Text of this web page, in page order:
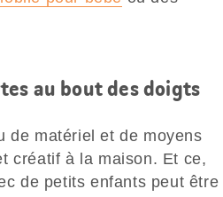
au bout des doigts
de matériel et de moyens
créatif à la maison. Et ce,
de petits enfants peut être